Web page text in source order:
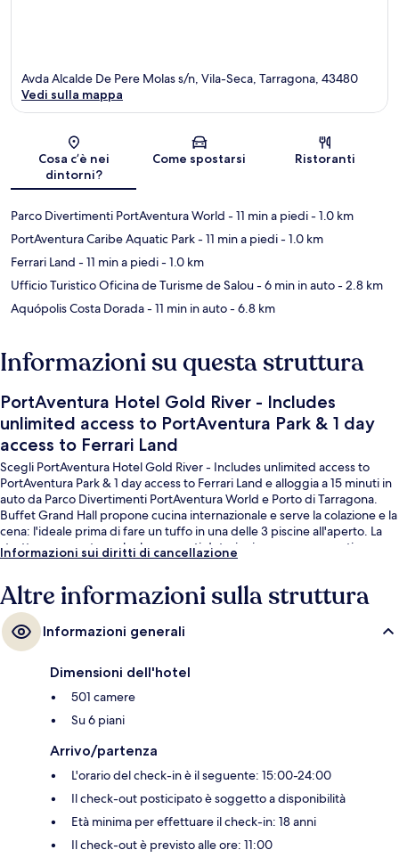
Mappa
Avda Alcalde De Pere Molas s/n, Vila-Seca, Tarragona, 43480
Vedi sulla mappa
Cosa c’è nei
dintorni?
Come spostarsi Ristoranti
Parco Divertimenti PortAventura World - 11 min a piedi- 1.0 km
PortAventura Caribe Aquatic Park- 11 min a piedi- 1.0 km
Ferrari Land - 11 min a piedi- 1.0 km
Ufficio Turistico Oficina de Turisme de Salou- 6 min in auto- 2.8 km
Aquópolis Costa Dorada- 11 min in auto- 6.8 km
Informazioni su questa struttura
PortAventura Hotel Gold River - Includes
unlimited access to PortAventura Park & 1 day
access to Ferrari Land
Scegli PortAventura Hotel Gold River - Includes unlimited access to
PortAventura Park & 1 day access to Ferrari Land e alloggia a 15 minuti in
auto da Parco Divertimenti PortAventura World e Porto di Tarragona.
Buffet Grand Hall propone cucina internazionale e serve la colazione e la
cena: l'ideale prima di fare un tuffo in una delle 3 piscine all'aperto. La
struttura presenta anche le seguenti dotazioni: un parco acquatico, un
bar/lounge e una navetta per il parco a tema. Altri viaggiatori
Informazioni sui diritti di cancellazione
Altre informazioni sulla struttura
Informazioni generali
Dimensioni dell'hotel
501 camere
Su 6 piani
Arrivo/partenza
L'orario del check-in è il seguente: 15:00-24:00
Il check-out posticipato è soggetto a disponibilità
Età minima per effettuare il check-in: 18 anni
Il check-out è previsto alle ore: 11:00